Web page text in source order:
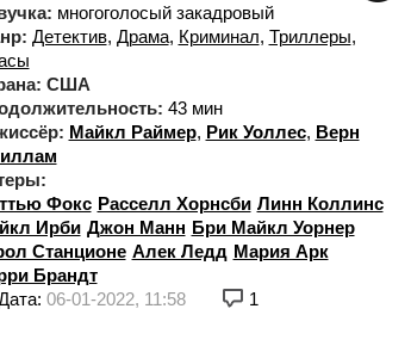
многоголосый закадровый
Детектив, Драма, Криминал, Триллеры,
США
43 мин
Майкл Раймер, Рик Уоллес, Верн
Фокс Расселл Хорнсби Линн Коллинс
Ирби Джон Манн Бри Майкл Уорнер
Станционе Алек Ледд Мария Арк
Брандт
06-01-2022, 11:58 1